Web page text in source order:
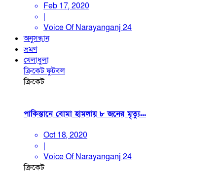
Feb 17, 2020
|
Voice Of Narayanganj 24
অনুসন্ধান
ভ্রমণ
খেলাধুলা
ক্রিকেটফুটবল
ক্রিকেট
পাকিস্তানে বোমা হামলায় ৮ জনের মৃত্যু...
Oct 18, 2020
|
Voice Of Narayanganj 24
ক্রিকেট